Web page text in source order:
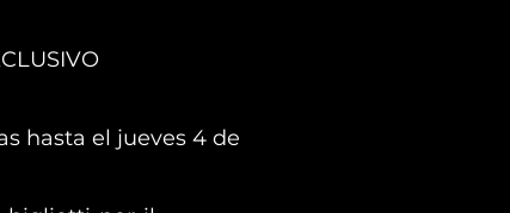
hasta el jueves 4 de